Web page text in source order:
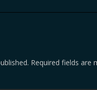
Required fields are